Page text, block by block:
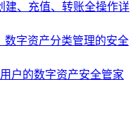
建、充值、转账全操作详
数字资产分类管理的安全
户的数字资产安全管家